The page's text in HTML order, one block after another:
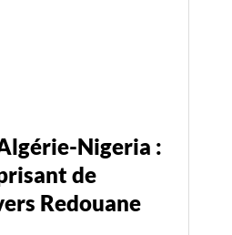
Nigeria :
de
Redouane